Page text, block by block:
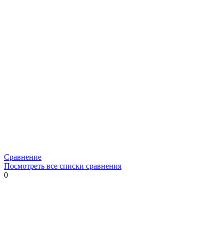
Сравнение
Посмотреть все списки сравнения
0